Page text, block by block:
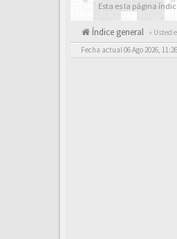
Esta es la página
Índice general « Usted
Fecha actual 06 Ago 2026, 11:26